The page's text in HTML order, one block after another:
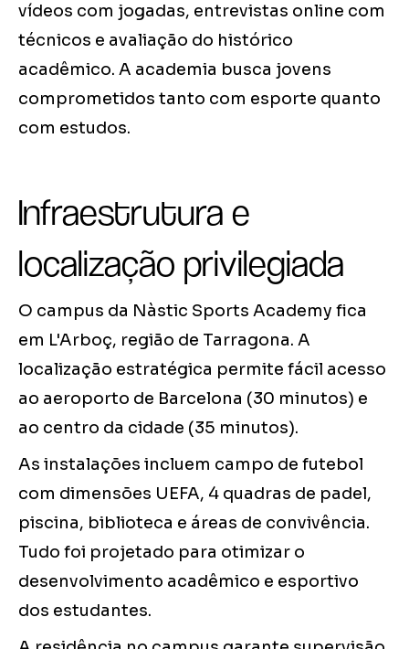
vídeos com jogadas, entrevistas online com
técnicos e avaliação do histórico
acadêmico. A academia busca jovens
comprometidos tanto com esporte quanto
com estudos.
Infraestrutura e
localização privilegiada
O campus da Nàstic Sports Academy fica
em L'Arboç, região de Tarragona. A
localização estratégica permite fácil acesso
ao aeroporto de Barcelona (30 minutos) e
ao centro da cidade (35 minutos).
As instalações incluem campo de futebol
com dimensões UEFA, 4 quadras de padel,
piscina, biblioteca e áreas de convivência.
Tudo foi projetado para otimizar o
desenvolvimento acadêmico e esportivo
dos estudantes.